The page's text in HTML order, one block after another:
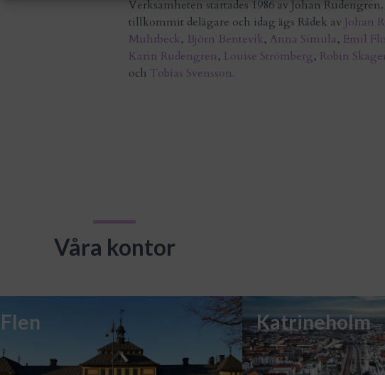
Verksamheten startades 1986 av Johan
tillkommit delägare och idag ägs Rådek av Johan
Muhrbeck, Björn Bentevik, Anna Simula, Emil
Karin Rudengren, Louise Strömberg, Robin
och Tobias Svensson.
Våra kontor
Flen Katrineholm